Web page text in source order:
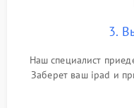
3.
Наш специалист
Заберет ваш ipad и